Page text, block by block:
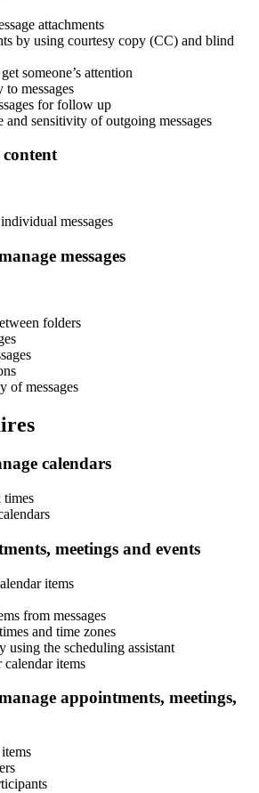
attachments
by using courtesy copy (CC) and blind
someone’s attention
messages
for follow up
and sensitivity of outgoing messages
content
messages
messages
folders
of messages
calendars
times
meetings and events
items
from messages
and time zones
using the scheduling assistant
items
appointments, meetings,